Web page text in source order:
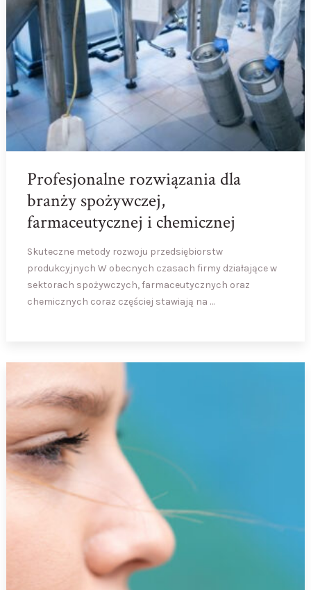
Profesjonalne rozwiązania dla
branży spożywczej,
farmaceutycznej i chemicznej
Skuteczne metody rozwoju przedsiębiorstw
produkcyjnych W obecnych czasach firmy działające w
sektorach spożywczych, farmaceutycznych oraz
chemicznych coraz częściej stawiają na …